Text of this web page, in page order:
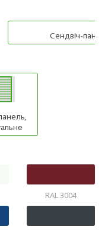
Сендвіч-
RAL 3004